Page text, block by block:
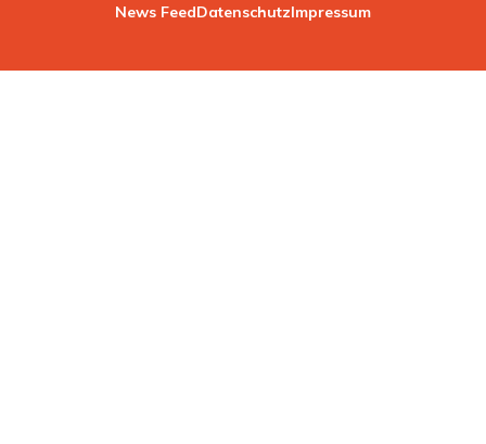
News FeedDatenschutzImpressum